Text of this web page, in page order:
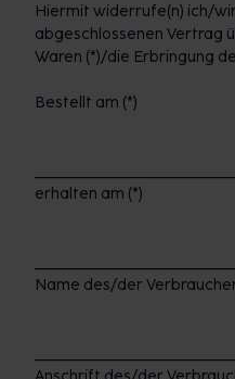
Hiermit widerrufe(n) ich/
abgeschlossenen Vertrag
Waren (*)/die Erbringung
Bestellt am (*)
erhalten am (*)
Name des/der